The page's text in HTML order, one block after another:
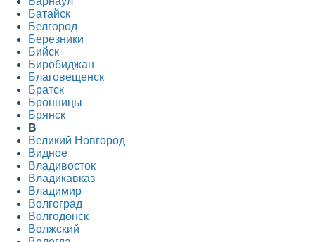
Батайск
Белгород
Березники
Бийск
Биробиджан
Благовещенск
Братск
Бронницы
Брянск
В
Великий Новгород
Видное
Владивосток
Владикавказ
Владимир
Волгоград
Волгодонск
Волжский